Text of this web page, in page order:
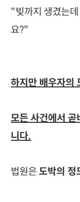
"빚까지 생겼는
요?"
하지만 배우자의
모든 사건에서
니다.
법원은도박의 정